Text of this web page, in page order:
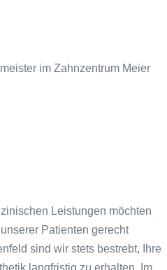
Leistungen möchten
Patienten gerecht
sind wir stets bestrebt, Ihre